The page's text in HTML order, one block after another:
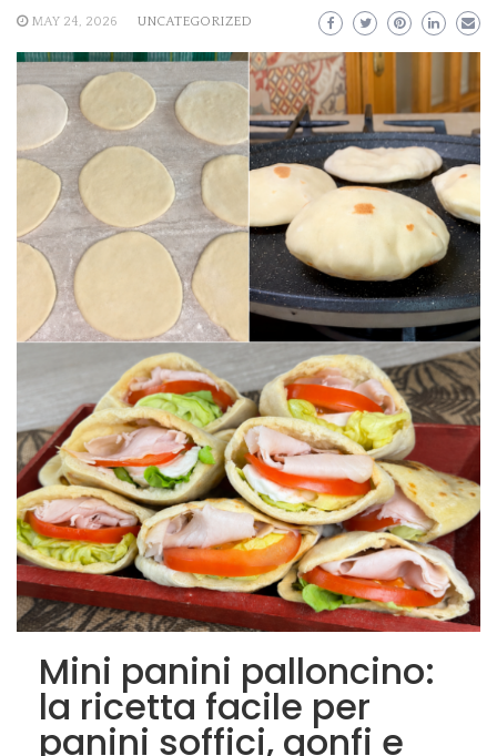
MAY 24, 2026 UNCATEGORIZED
Mini panini palloncino:
la ricetta facile per
panini soffici, gonfi e